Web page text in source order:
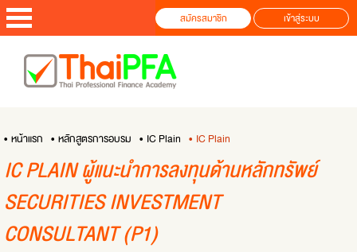
สมัครสมาชิก เข้าสู่ระบบ
• หน้าแรก • หลักสูตรการอบรม • IC Plain • IC Plain
IC PLAIN ผู้แนะนำการลงทุนด้านหลักทรัพย์
SECURITIES INVESTMENT
CONSULTANT (P1)